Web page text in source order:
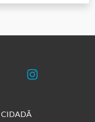
CIDADÃ